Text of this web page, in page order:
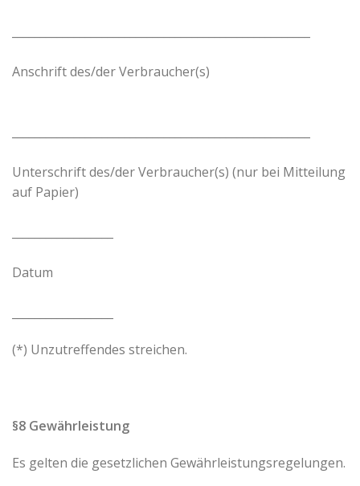
Anschrift des/der Verbraucher(s)
Unterschrift des/der Verbraucher(s) (nur bei Mitteilung
auf Papier)
Datum
(*) Unzutreffendes streichen.
§8 Gewährleistung
Es gelten die gesetzlichen Gewährleistungsregelungen.